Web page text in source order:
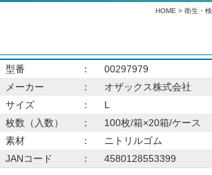
HOME > 衛生・
型番 ：
00297979
メーカー
：
オザックス株式会社
サイズ
：
L
枚数（入数）
：
100枚/箱×20箱/ケース
素材
：
ニトリルゴム
JANコード
： 4580128553399